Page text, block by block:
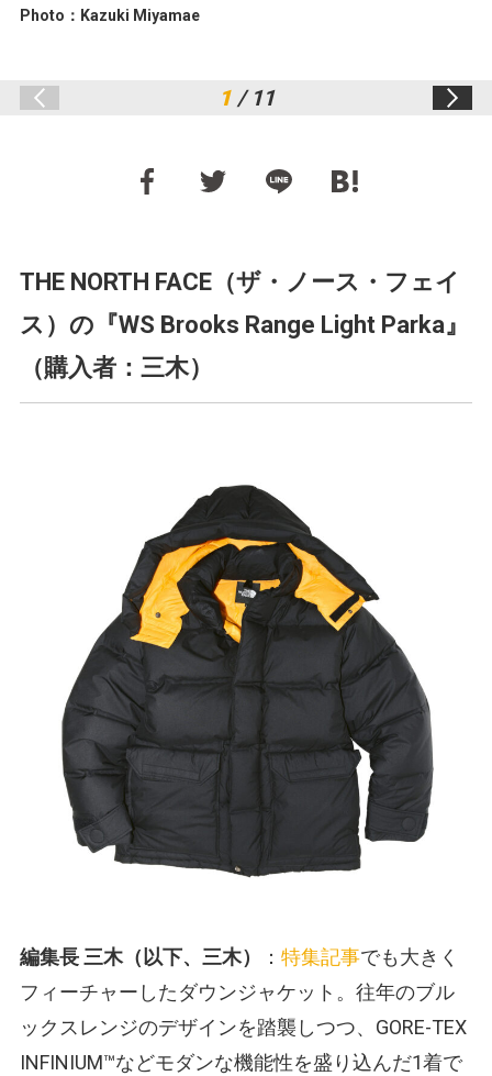
Photo：Kazuki Miyamae
1 / 11
THE NORTH FACE（ザ・ノース・フェイ
ス）の『WS Brooks Range Light Parka』
（購入者：三木）
編集長 三木（以下、三木） ： 特集記事でも大きく
フィーチャーしたダウンジャケット。往年のブル
ックスレンジのデザインを踏襲しつつ、GORE-TEX
INFINIUM™などモダンな機能性を盛り込んだ1着で